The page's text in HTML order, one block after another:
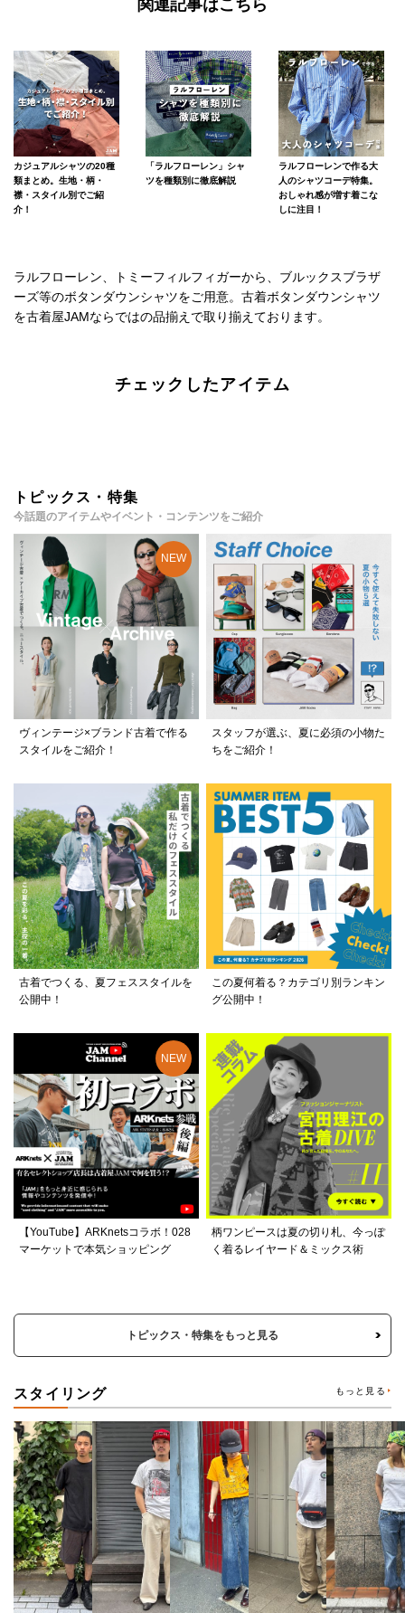
関連記事はこちら
カジュアルシャツの20種
類まとめ。生地・柄・
襟・スタイル別でご紹
介！
「ラルフローレン」シャ
ツを種類別に徹底解説
ラルフローレンで作る大
人のシャツコーデ特集。
おしゃれ感が増す着こな
しに注目！
ラルフローレン、トミーフィルフィガーから、ブルックスブラザ
ーズ等のボタンダウンシャツをご用意。古着ボタンダウンシャツ
を古着屋JAMならではの品揃えで取り揃えております。
チェックしたアイテム
トピックス・特集
今話題のアイテムやイベント・コンテンツをご紹介
ヴィンテージ×ブランド古着で作る
スタイルをご紹介！
スタッフが選ぶ、夏に必須の小物た
ちをご紹介！
古着でつくる、夏フェススタイルを
公開中！
この夏何着る？カテゴリ別ランキン
グ公開中！
【YouTube】ARKnetsコラボ！028
マーケットで本気ショッピング
柄ワンピースは夏の切り札、今っぽ
く着るレイヤード＆ミックス術
トピックス・特集をもっと見る
スタイリング もっと見る